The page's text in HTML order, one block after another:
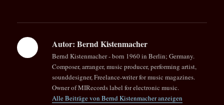
Autor: Bernd Kistenmacher
Bernd Kistenmacher - born 1960 in Berlin; Germany.
Composer, arranger, music producer, performing artist,
sounddesigner, Freelance-writer for music magazines.
Owner of MIRecords label for electronic music.
Alle Beiträge von Bernd Kistenmacher anzeigen